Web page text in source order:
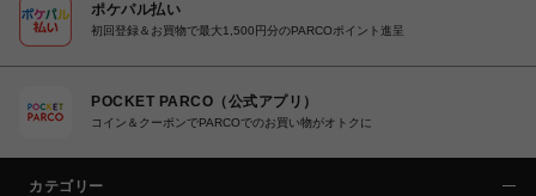
ポケパル払い
初回登録＆お買物で最大1,500円分のPARCOポイント進呈
POCKET PARCO（公式アプリ）
コイン＆クーポンでPARCOでのお買い物がオトクに
カテゴリー